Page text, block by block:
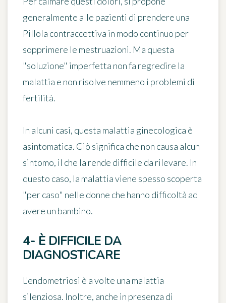
generalmente alle pazienti di prendere una
Pillola contraccettiva in modo continuo per
sopprimere le mestruazioni. Ma questa
"soluzione" imperfetta non fa regredire la
malattia e non risolve nemmeno i problemi di
fertilità.
In alcuni casi, questa malattia ginecologica è
asintomatica. Ciò significa che non causa alcun
sintomo, il che la rende difficile da rilevare. In
questo caso, la malattia viene spesso scoperta
"per caso" nelle donne che hanno difficoltà ad
avere un bambino.
4- È DIFFICILE DA
DIAGNOSTICARE
L'endometriosi è a volte una malattia
silenziosa. Inoltre, anche in presenza di